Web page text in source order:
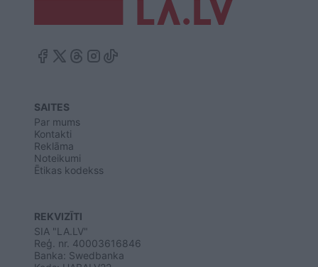
SAITES
Par mums
Kontakti
Reklāma
Noteikumi
Ētikas kodekss
REKVIZĪTI
SIA "LA.LV"
Reģ. nr. 40003616846
Banka: Swedbanka